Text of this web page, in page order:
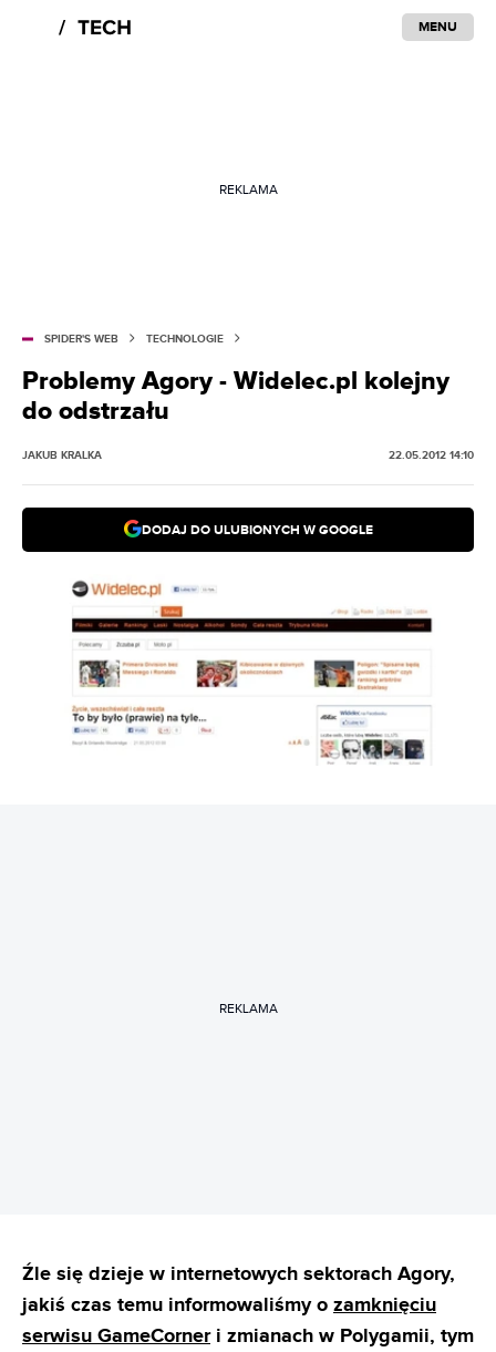
MENU
REKLAMA
SPIDER'S WEB TECHNOLOGIE
Problemy Agory - Widelec.pl kolejny
do odstrzału
JAKUB KRALKA 22.05.2012 14:10
DODAJ DO ULUBIONYCH W GOOGLE
REKLAMA
Źle się dzieje w internetowych sektorach Agory,
jakiś czas temu informowaliśmy o zamknięciu
serwisu GameCorneri zmianach w Polygamii, tym